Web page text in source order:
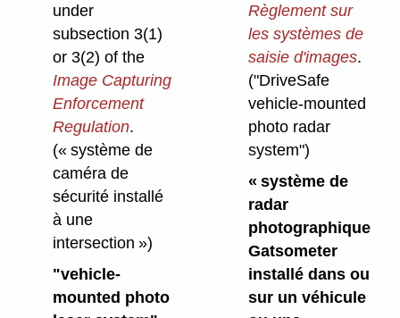
under
subsection 3(1)
or 3(2) of the
Image Capturing
Enforcement
Regulation.
(« système de
caméra de
sécurité installé
à une
intersection »)
"vehicle-
mounted photo
Règlement sur
les systèmes de
saisie d'images.
("DriveSafe
vehicle-mounted
photo radar
system")
« système de
radar
photographique
Gatsometer
installé dans ou
sur un véhicule